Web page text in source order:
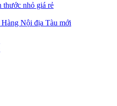
thước nhỏ giá rẻ
Hàng Nội địa Tàu mới